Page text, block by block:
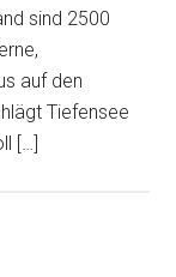
sind 2500
auf den
Tiefensee
[…]